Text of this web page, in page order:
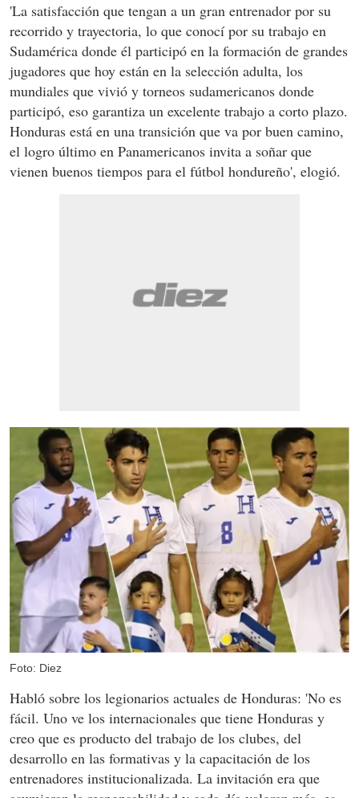
'La satisfacción que tengan a un gran entrenador por su
recorrido y trayectoria, lo que conocí por su trabajo en
Sudamérica donde él participó en la formación de grandes
jugadores que hoy están en la selección adulta, los
mundiales que vivió y torneos sudamericanos donde
participó, eso garantiza un excelente trabajo a corto plazo.
Honduras está en una transición que va por buen camino,
el logro último en Panamericanos invita a soñar que
vienen buenos tiempos para el fútbol hondureño', elogió.
Foto: Diez
Habló sobre los legionarios actuales de Honduras: 'No es
fácil. Uno ve los internacionales que tiene Honduras y
creo que es producto del trabajo de los clubes, del
desarrollo en las formativas y la capacitación de los
entrenadores institucionalizada. La invitación era que